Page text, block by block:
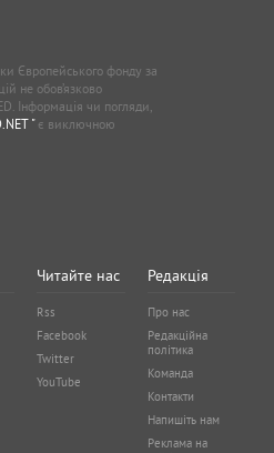
Європейського фонду за
не обов’язково
Інформація чи погляди,
"є виключною
Читайте нас
Rss
Facebook
Twitter
YouTube
Редакція
Про нас
Редакційна
політика
Команда
Контакти
Напишіть нам
Реклама на